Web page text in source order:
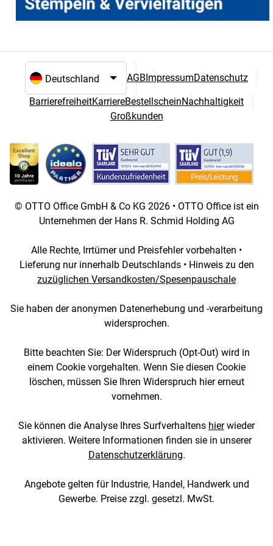
Sprach- und Landesauswahl
AGB ImpressumDatenschutz
BarrierefreiheitKarriereBestellscheinNachhaltigkeit
Großkunden
© OTTO Office GmbH & Co KG 2026 • OTTO Office ist ein
Unternehmen der Hans R. Schmid Holding AG
Alle Rechte, Irrtümer und Preisfehler vorbehalten •
Lieferung nur innerhalb Deutschlands • Hinweis zu den
zuzüglichen Versandkosten/Spesenpauschale
Sie haben der anonymen Datenerhebung und -verarbeitung
widersprochen.
Bitte beachten Sie: Der Widerspruch (Opt-Out) wird in
einem Cookie vorgehalten. Wenn Sie diesen Cookie
löschen, müssen Sie Ihren Widerspruch hier erneut
vornehmen.
Sie können die Analyse Ihres Surfverhaltens hierwieder
aktivieren. Weitere Informationen finden sie in unserer
Datenschutzerklärung.
Angebote gelten für Industrie, Handel, Handwerk und
Gewerbe. Preise zzgl. gesetzl. MwSt.